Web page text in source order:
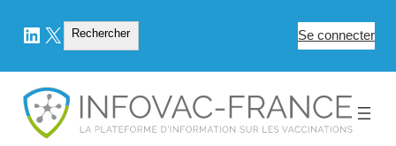
LinkedIn
X Rechercher
Rechercher Se connecter